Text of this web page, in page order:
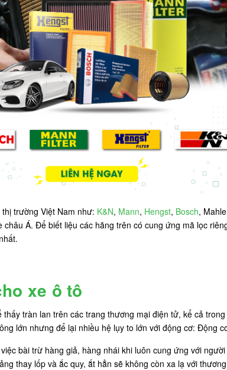
trường Việt Nam như: K&N, Mann, Hengst, Bosch,
Á. Để biết liệu các hãng trên có cung ứng mã lọc
xe ô tô
tràn lan trên các trang thương mại điện tử, kể cả
lớn nhưng để lại nhiều hệ lụy to lớn với động cơ: Động
bài trừ hàng giả, hàng nhái khi luôn cung ứng với
thay lốp và ắc quy, ắt hẳn sẽ không còn xa lạ với